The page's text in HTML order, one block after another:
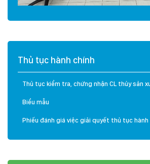
Thủ tục hành chính
Thủ tục kiểm tra, chứng nhận CL thủy sản
Biểu mẫu
Phiếu đánh giá việc giải quyết thủ tục hành